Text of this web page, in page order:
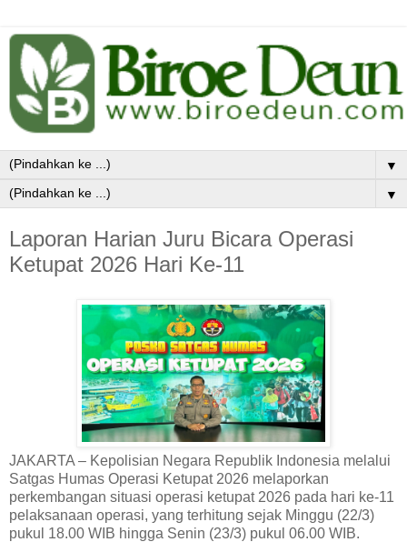
▼
▼
Laporan Harian Juru Bicara Operasi
Ketupat 2026 Hari Ke-11
JAKARTA – Kepolisian Negara Republik Indonesia melalui
Satgas Humas Operasi Ketupat 2026 melaporkan
perkembangan situasi operasi ketupat 2026 pada hari ke-11
pelaksanaan operasi, yang terhitung sejak Minggu (22/3)
pukul 18.00 WIB hingga Senin (23/3) pukul 06.00 WIB.